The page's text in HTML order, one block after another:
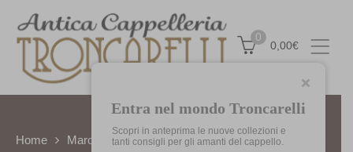
Entra nel mondo Troncarelli
Scopri in anteprima le nuove collezioni e
tanti consigli per gli amanti del cappello.
0
0,00€
Home Marchi Antica Cappelleria Troncarelli